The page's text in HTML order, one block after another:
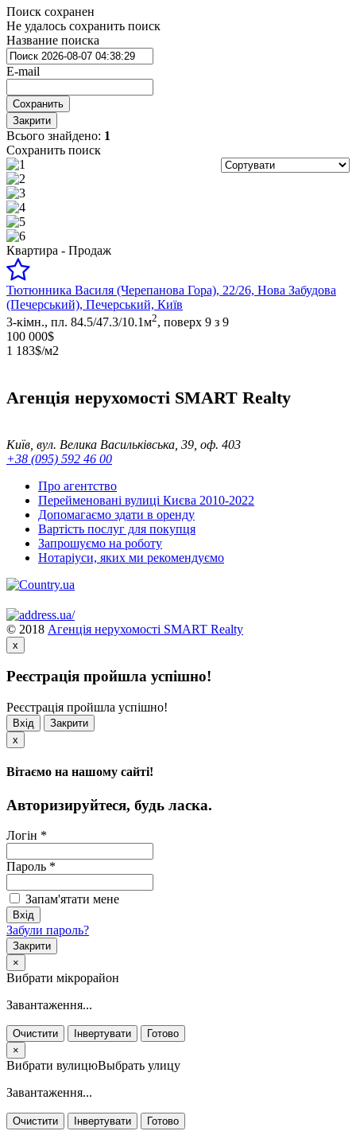
Поиск сохранен
Не удалось сохранить поиск
Название поиска
E-mail
Сохранить
Закрити
Всього знайдено: 1
Сохранить поиск
Квартира - Продаж
Тютюнника Василя (Черепанова Гора), 22/26, Нова Забудова
(Печерський), Печерський, Київ
3-кімн., пл. 84.5/47.3/10.1м2, поверх 9 з 9
100 000$
1 183$/м2
Агенція нерухомості SMART Realty
Київ, вул. Велика Васильківська, 39, оф. 403
+38 (095) 592 46 00
Про агентство
Перейменовані вулиці Києва 2010-2022
Допомагаємо здати в оренду
Вартість послуг для покупця
Запрошуємо на роботу
Нотаріуси, яких ми рекомендуємо
© 2018 Агенція нерухомості SMART Realty
x
Реєстрація пройшла успішно!
Реєстрація пройшла успішно!
Вхід
Закрити
x
Вітаємо на нашому сайті!
Авторизируйтеся, будь ласка.
Логін *
Пароль *
Запам'ятати мене
Забули пароль?
Закрити
×
Вибрати мікрорайон
Завантаження...
Очистити Інвертувати
Готово
×
Вибрати вулицюВыбрать улицу
Завантаження...
Очистити Інвертувати Готово